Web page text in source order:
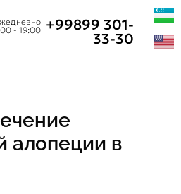
- 19:00 +99899 301-
33-30
алопеции в